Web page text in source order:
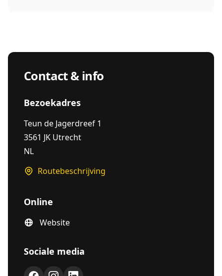
Contact & info
Bezoekadres
Teun de Jagerdreef 1
3561 JK Utrecht
NL
Routebeschrijving
Online
Website
Sociale media